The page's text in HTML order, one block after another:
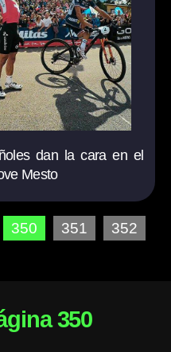
dan la cara en el
Mesto
350 351
352
350